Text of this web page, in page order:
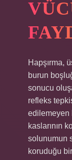
Hapşırma,
burun
sonucu
refleks
edilemeyen
kaslarının
solunumun
koruduğu